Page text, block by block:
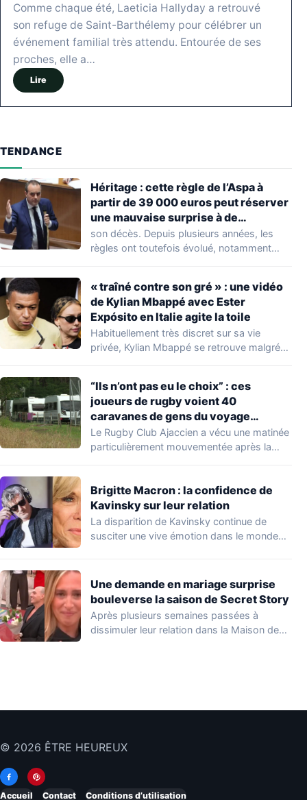
Comme chaque été, Laeticia Hallyday a retrouvé
son refuge de Saint-Barthélemy pour célébrer un
événement familial très attendu. Entourée de ses
proches, elle a…
Lire
TENDANCE
Héritage : cette règle de l’Aspa à
partir de 39 000 euros peut réserver
une mauvaise surprise à de
nombreuses familles
son décès. Depuis plusieurs années, les
règles ont toutefois évolué, notamment
« traîné contre son gré » : une vidéo
de Kylian Mbappé avec Ester
Expósito en Italie agite la toile
Habituellement très discret sur sa vie
privée, Kylian Mbappé se retrouve malgré
“Ils n’ont pas eu le choix” : ces
joueurs de rugby voient 40
caravanes de gens du voyage
s’installer dans leur stade, ils les
délogent en moins d’1 heure
Le Rugby Club Ajaccien a vécu une matinée
particulièrement mouvementée après la
Brigitte Macron : la confidence de
Kavinsky sur leur relation
La disparition de Kavinsky continue de
susciter une vive émotion dans le monde
Une demande en mariage surprise
bouleverse la saison de Secret Story
Après plusieurs semaines passées à
dissimuler leur relation dans la Maison des
© 2026 ÊTRE HEUREUX
Accueil Contact Conditions d’utilisation